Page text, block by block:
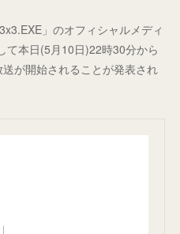
」のオフィシャルメディ
て本日(5月10日)22時30分から
が開始されることが発表され